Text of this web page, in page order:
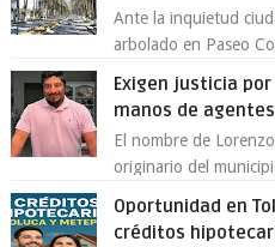
Ante la inquietud
arbolado en Paseo
Exigen justicia
manos de
El nombre de
originario del
Oportunidad en
créditos